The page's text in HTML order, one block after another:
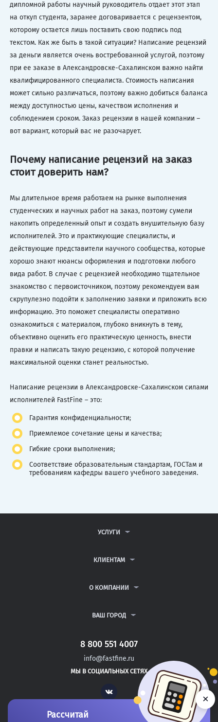
дипломной работы научный руководитель отдает этот этап
на откуп студента, заранее договаривается с рецензентом,
которому остается лишь поставить свою подпись под
текстом. Как же быть в такой ситуации? Написание рецензий
за деньги является очень востребованной услугой, поэтому
при ее заказе в Александровске-Сахалинском важно найти
квалифицированного специалиста. Стоимость написания
может сильно различаться, поэтому важно добиться баланса
между доступностью цены, качеством исполнения и
соблюдением сроком. Заказ рецензии в нашей компании –
вот вариант, который вас не разочарует.
Почему написание рецензий на заказ
стоит доверить нам?
Мы длительное время работаем на рынке выполнения
студенческих и научных работ на заказ, поэтому сумели
накопить определенный опыт и создать внушительную базу
исполнителей. Это и практикующие специалисты, и
действующие представители научного сообщества, которые
хорошо знают нюансы оформления и подготовки любого
вида работ. В случае с рецензией необходимо тщательное
знакомство с первоисточником, поэтому рекомендуем вам
скрупулезно подойти к заполнению заявки и приложить всю
информацию. Это поможет специалисты оперативно
ознакомиться с материалом, глубоко вникнуть в тему,
объективно оценить его практическую ценность, внести
правки и написать такую рецензию, с которой получение
максимальной оценки станет реальностью.
Написание рецензии в Александровске-Сахалинском силами
исполнителей FastFine – это:
Гарантия конфиденциальности;
Приемлемое сочетание цены и качества;
Гибкие сроки выполнения;
Соответствие образовательным стандартам, ГОСТам и
требованиям кафедры вашего учебного заведения.
УСЛУГИ
ДИПЛОМНЫЕ РАБОТЫ
РЕФЕРАТЫ
КЛИЕНТАМ
ВОПРОСЫ И ОТВЕТЫ
ПОЛИТИКА КОНФИДЕНЦИАЛЬНОСТИ
О КОМПАНИИ
КОНТАКТЫ
ВАШ ГОРОД
САНКТ-ПЕТЕРБУРГ
МОЖАЙСК
НОВОЗЫБКОВ
8 800 551 4007
info@fastfine.ru
МЫ В СОЦИАЛЬНЫХ СЕТЯХ
Vk
Рассчитай
×